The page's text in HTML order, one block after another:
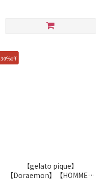
30%off
【gelato pique】
【Doraemon】【HOMME】